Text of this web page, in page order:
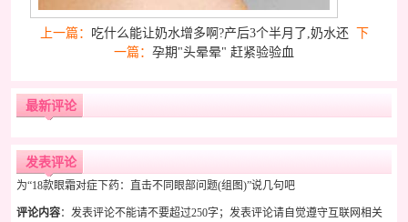
上一篇： 吃什么能让奶水增多啊?产后3个半月了,奶水还 下
一篇： 孕期"头晕晕" 赶紧验验血
最新评论
发表评论
为“18款眼霜对症下药：直击不同眼部问题(组图)”说几句吧
评论内容：发表评论不能请不要超过250字；发表评论请自觉遵守互联网相关